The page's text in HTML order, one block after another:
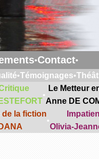
•Contact•
•Témoignages•
•
Le Metteur
Anne DE
la fiction
•
Olivia-